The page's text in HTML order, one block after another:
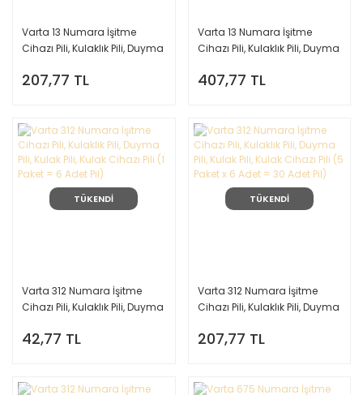
Varta 13 Numara İşitme
Cihazı Pili, Kulaklık Pili, Duyma
(5 Paket x 6 Adet = 30 Adet
207,77 TL
Varta 13 Numara İşitme
Cihazı Pili, Kulaklık Pili, Duyma
(10 Paket x 6 Adet = 60 Adet
407,77 TL
TÜKENDİ
Varta 312 Numara İşitme
Cihazı Pili, Kulaklık Pili, Duyma
(1 Paket = 6 Adet Pil)
42,77 TL
TÜKENDİ
Varta 312 Numara İşitme
Cihazı Pili, Kulaklık Pili, Duyma
(5 Paket x 6 Adet = 30 Adet
207,77 TL